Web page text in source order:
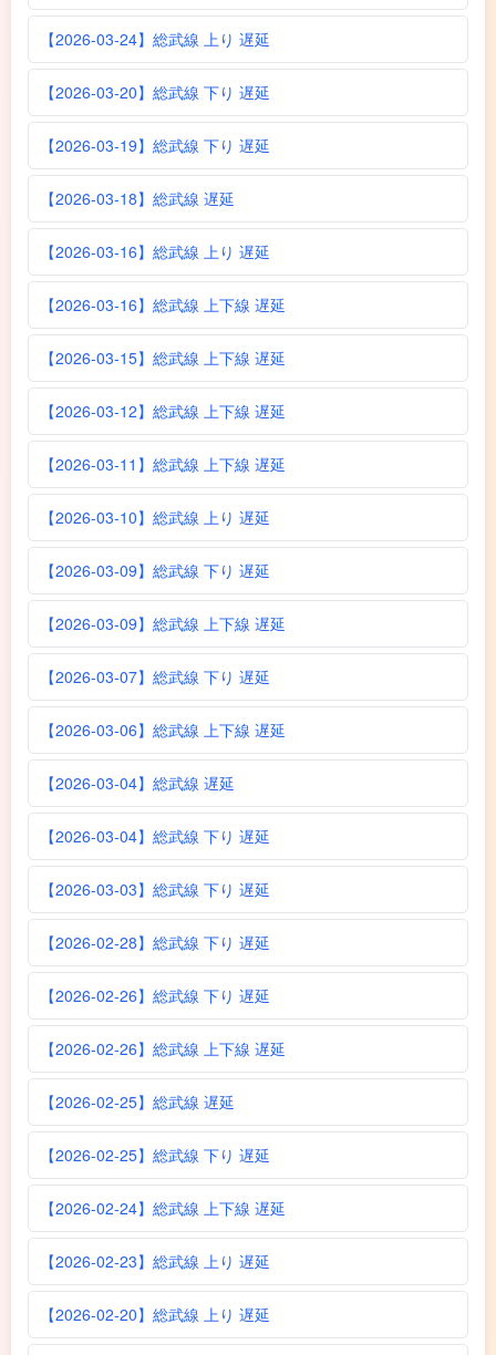
【2026-03-24】総武線 上り 遅延
【2026-03-20】総武線 下り 遅延
【2026-03-19】総武線 下り 遅延
【2026-03-18】総武線 遅延
【2026-03-16】総武線 上り 遅延
【2026-03-16】総武線 上下線 遅延
【2026-03-15】総武線 上下線 遅延
【2026-03-12】総武線 上下線 遅延
【2026-03-11】総武線 上下線 遅延
【2026-03-10】総武線 上り 遅延
【2026-03-09】総武線 下り 遅延
【2026-03-09】総武線 上下線 遅延
【2026-03-07】総武線 下り 遅延
【2026-03-06】総武線 上下線 遅延
【2026-03-04】総武線 遅延
【2026-03-04】総武線 下り 遅延
【2026-03-03】総武線 下り 遅延
【2026-02-28】総武線 下り 遅延
【2026-02-26】総武線 下り 遅延
【2026-02-26】総武線 上下線 遅延
【2026-02-25】総武線 遅延
【2026-02-25】総武線 下り 遅延
【2026-02-24】総武線 上下線 遅延
【2026-02-23】総武線 上り 遅延
【2026-02-20】総武線 上り 遅延